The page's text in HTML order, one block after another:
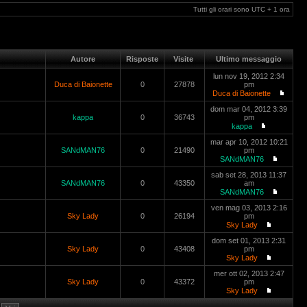
Tutti gli orari sono UTC + 1 ora
Autore Risposte Visite Ultimo messaggio
Duca di Baionette 0 27878
lun nov 19, 2012 2:34
pm
Duca di Baionette
kappa 0 36743
dom mar 04, 2012 3:39
pm
kappa
SANdMAN76 0 21490
mar apr 10, 2012 10:21
pm
SANdMAN76
SANdMAN76 0 43350
sab set 28, 2013 11:37
am
SANdMAN76
Sky Lady 0 26194
ven mag 03, 2013 2:16
pm
Sky Lady
Sky Lady 0 43408
dom set 01, 2013 2:31
pm
Sky Lady
Sky Lady 0 43372
mer ott 02, 2013 2:47
pm
Sky Lady